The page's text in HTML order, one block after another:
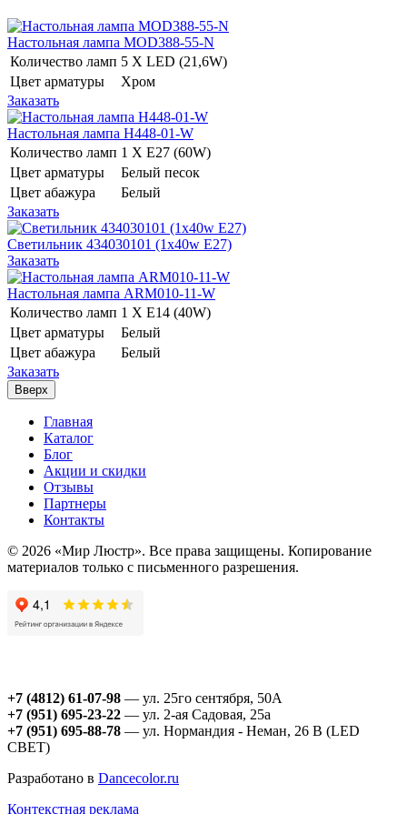
Настольная лампа MOD388-55-N
Количество ламп 5 Х LED (21,6W)
Цвет арматуры
Хром
Заказать
Настольная лампа H448-01-W
Количество ламп 1 Х E27 (60W)
Цвет арматуры
Белый песок
Цвет абажура
Белый
Заказать
Светильник 434030101 (1x40w E27)
Заказать
Настольная лампа ARM010-11-W
Количество ламп 1 Х E14 (40W)
Цвет арматуры
Белый
Цвет абажура
Белый
Заказать
Вверх
Главная
Каталог
Блог
Акции и скидки
Отзывы
Партнеры
Контакты
© 2026 «Мир Люстр». Все права защищены. Копирование
материалов только с письменного разрешения.
+7 (4812) 61-07-98 — ул. 25го сентября, 50А
+7 (951) 695-23-22 — ул. 2-ая Садовая, 25а
+7 (951) 695-88-78 — ул. Нормандия - Неман, 26 В (LED
СВЕТ)
Разработано в Dancecolor.ru
Контекстная реклама